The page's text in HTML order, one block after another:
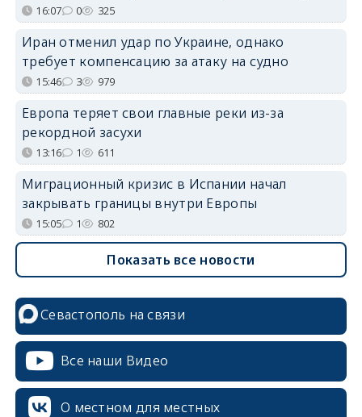
16:07 0 325
Иран отменил удар по Украине, однако
требует компенсацию за атаку на судно
15:46 3 979
Европа теряет свои главные реки из-за
рекордной засухи
13:16 1 611
Миграционный кризис в Испании начал
закрывать границы внутри Европы
15:05 1 802
Показать все новости
Севастополь на связи
Все наши Видео
О местном для местных